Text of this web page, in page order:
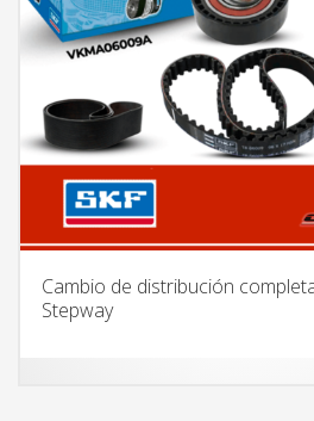
Cambio de distribución
Stepway